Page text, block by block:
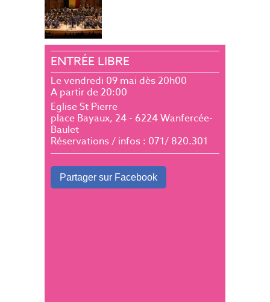
ENTRÉE LIBRE
Le vendredi 09 mai dès 20h00
A partir de 20:00
Eglise St Pierre
place Bayaux, 24 - 6224 Wanfercée-
Baulet
Réservations / infos : 071/ 820.301
Partager sur Facebook